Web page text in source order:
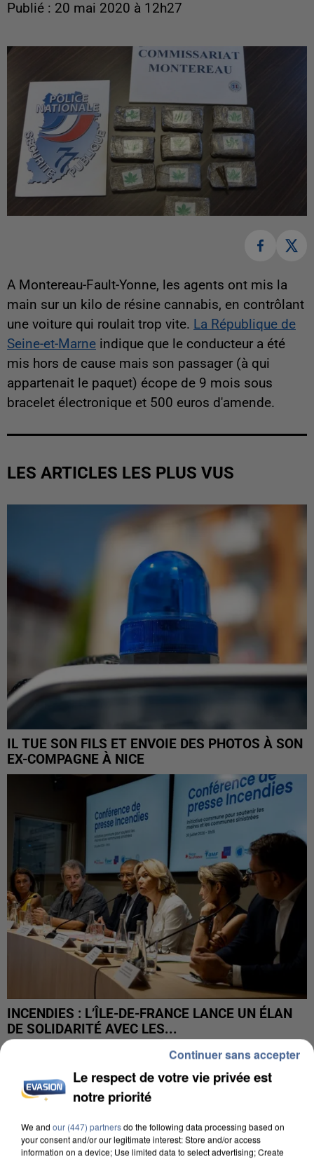
Publié : 20 mai 2020 à 12h27
A Montereau-Fault-Yonne, les agents ont mis la
main sur un kilo de résine cannabis, en contrôlant
une voiture qui roulait trop vite. La République de
Seine-et-Marne indique que le conducteur a été
mis hors de cause mais son passager (à qui
appartenait le paquet) écope de 9 mois sous
bracelet électronique et 500 euros d'amende.
LES ARTICLES LES PLUS VUS
IL TUE SON FILS ET ENVOIE DES PHOTOS À SON
EX-COMPAGNE À NICE
INCENDIES : L’ÎLE-DE-FRANCE LANCE UN ÉLAN
DE SOLIDARITÉ AVEC LES...
Le respect de votre vie privée est
notre priorité
We and our (447) partnersdo the following data processing based on
your consent and/or our legitimate interest: Store and/or access
information on a device; Use limited data to select advertising; Create
Continuer sans accepter